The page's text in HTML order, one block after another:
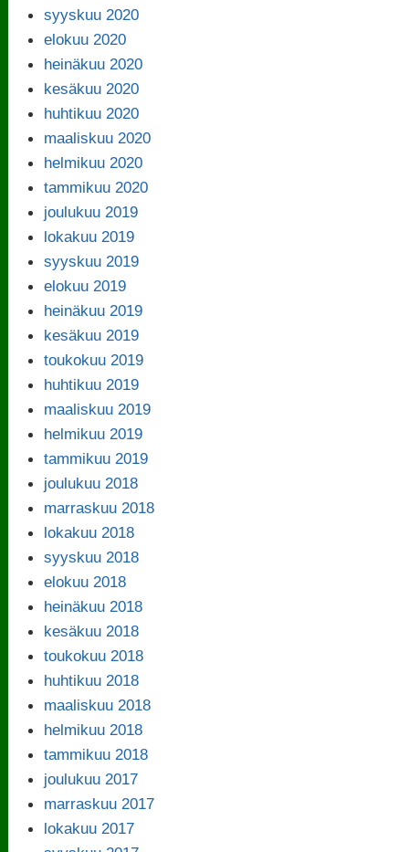
syyskuu 2020
elokuu 2020
heinäkuu 2020
kesäkuu 2020
huhtikuu 2020
maaliskuu 2020
helmikuu 2020
tammikuu 2020
joulukuu 2019
lokakuu 2019
syyskuu 2019
elokuu 2019
heinäkuu 2019
kesäkuu 2019
toukokuu 2019
huhtikuu 2019
maaliskuu 2019
helmikuu 2019
tammikuu 2019
joulukuu 2018
marraskuu 2018
lokakuu 2018
syyskuu 2018
elokuu 2018
heinäkuu 2018
kesäkuu 2018
toukokuu 2018
huhtikuu 2018
maaliskuu 2018
helmikuu 2018
tammikuu 2018
joulukuu 2017
marraskuu 2017
lokakuu 2017